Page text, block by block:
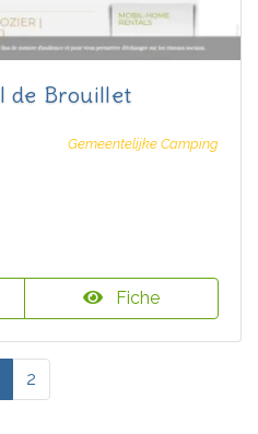
de Brouillet
Gemeentelijke Camping
Fiche
2